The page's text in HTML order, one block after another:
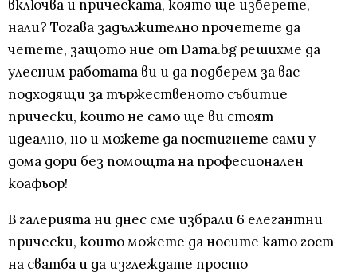
включва и прическата, която ще изберете,
нали? Тогава задължително прочетете да
четете, защото ние от Dama.bg решихме да
улесним работата ви и да подберем за вас
подходящи за тържественото събитие
прически, които не само ще ви стоят
идеално, но и можете да постигнете сами у
дома дори без помощта на професионален
коафьор!
В галерията ни днес сме избрали 6 елегантни
прически, които можете да носите като гост
на сватба и да изглеждате просто